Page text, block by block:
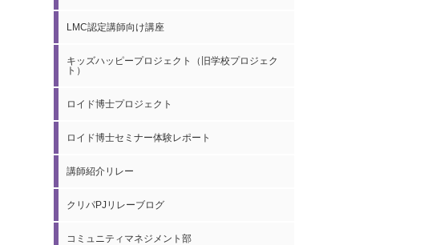
LMC認定講師向け講座
キッズハッピープロジェクト（旧学校プロジェク
ト）
ロイド博士プロジェクト
ロイド博士セミナー体験レポート
講師紹介リレー
クリパPJリレーブログ
コミュニティマネジメント部